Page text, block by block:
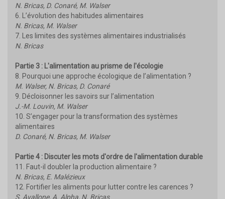
N. Bricas, D. Conaré, M. Walser
6. L’évolution des habitudes alimentaires
N. Bricas, M. Walser
7. Les limites des systèmes alimentaires industrialisés
N. Bricas
Partie 3 : L'alimentation au prisme de l'écologie
8. Pourquoi une approche écologique de l’alimentation ?
M. Walser, N. Bricas, D. Conaré
9. Décloisonner les savoirs sur l’alimentation
J.-M. Louvin, M. Walser
10. S’engager pour la transformation des systèmes
alimentaires
D. Conaré, N. Bricas, M. Walser
Partie 4 : Discuter les mots d'ordre de l'alimentation durable
11. Faut-il doubler la production alimentaire ?
N. Bricas, E. Malézieux
12. Fortifier les aliments pour lutter contre les carences ?
S. Avallone, A. Alpha, N. Bricas